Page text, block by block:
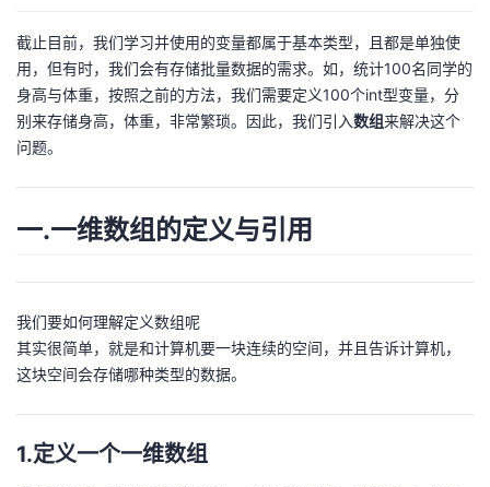
发
者
我
坛
圈
的
播
我
活
的
我
截止目前，我们学习并使用的变量都属于基本类型，且都是单独使
用，但有时，我们会有存储批量数据的需求。如，统计100名同学的
身高与体重，按照之前的方法，我们需要定义100个int型变量，分
别来存储身高，体重，非常繁琐。因此，我们引入数组来解决这个
问题。
一.一维数组的定义与引用
我们要如何理解定义数组呢
其实很简单，就是和计算机要一块连续的空间，并且告诉计算机，
这块空间会存储哪种类型的数据。
1.定义一个一维数组